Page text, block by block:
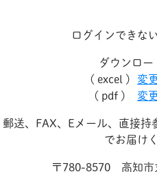
ログインできな
ダウンロー
( excel )
変
( pdf )
変
郵送、FAX、Eメール、直接持
でお届け
〒780-8570 高知市